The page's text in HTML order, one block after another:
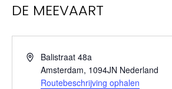
DE MEEVAART
AdresBalistraat 48a
Amsterdam, 1094JN Nederland
Routebeschrijving ophalen